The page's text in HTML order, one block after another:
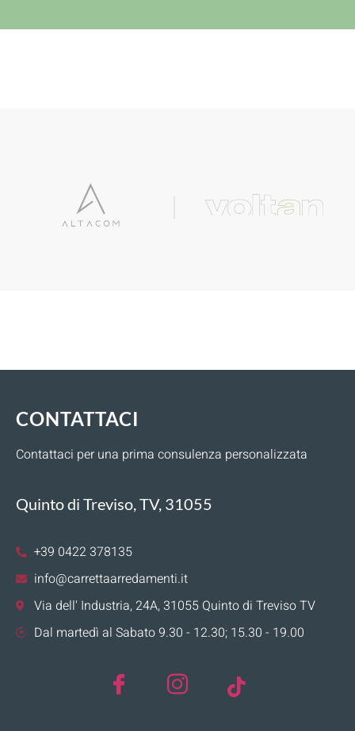
CONTATTACI
Contattaci per una prima consulenza personalizzata
Quinto di Treviso, TV, 31055
+39 0422 378135
info@carrettaarredamenti.it
Via dell' Industria, 24A, 31055 Quinto di Treviso TV
Dal martedì al Sabato 9.30 - 12.30; 15.30 - 19.00